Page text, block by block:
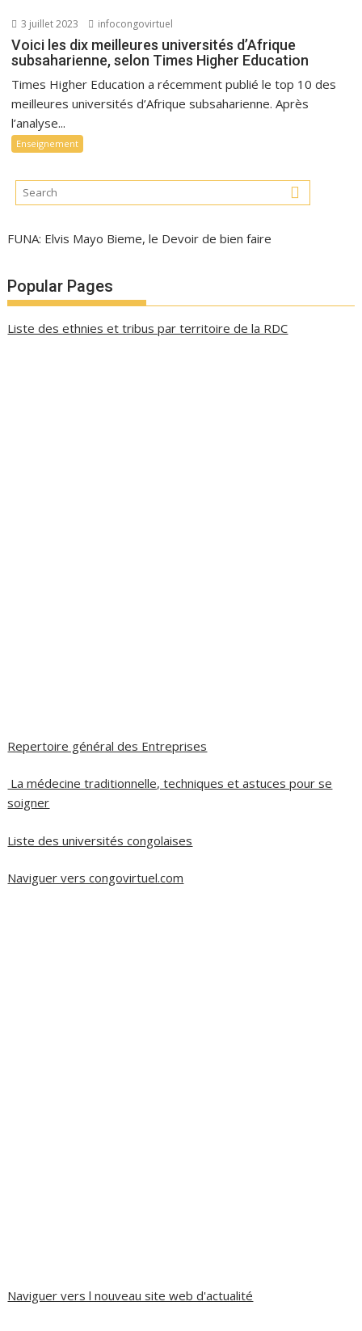
3 juillet 2023 infocongovirtuel
Voici les dix meilleures universités d’Afrique
subsaharienne, selon Times Higher Education
Times Higher Education a récemment publié le top 10 des
meilleures universités d’Afrique subsaharienne. Après
l’analyse...
Enseignement
FUNA: Elvis Mayo Bieme, le Devoir de bien faire
Popular Pages
Liste des ethnies et tribus par territoire de la RDC
Repertoire général des Entreprises
La médecine traditionnelle, techniques et astuces pour se
soigner
Liste des universités congolaises
Naviguer vers congovirtuel.com
Naviguer vers l nouveau site web d'actualité